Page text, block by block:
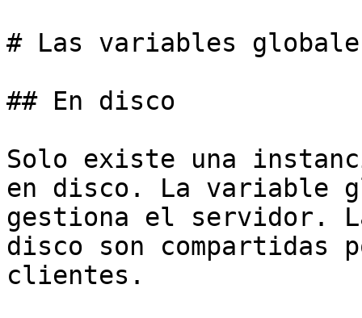
# Las variables
## En disco
Solo existe una
en disco. La variable
gestiona el servidor.
disco son
clientes.